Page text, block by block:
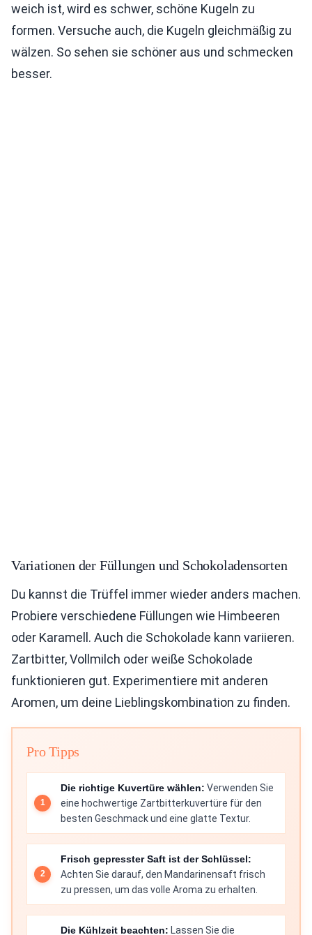
weich ist, wird es schwer, schöne Kugeln zu
formen. Versuche auch, die Kugeln gleichmäßig zu
wälzen. So sehen sie schöner aus und schmecken
besser.
Variationen der Füllungen und Schokoladensorten
Du kannst die Trüffel immer wieder anders machen.
Probiere verschiedene Füllungen wie Himbeeren
oder Karamell. Auch die Schokolade kann variieren.
Zartbitter, Vollmilch oder weiße Schokolade
funktionieren gut. Experimentiere mit anderen
Aromen, um deine Lieblingskombination zu finden.
Pro Tipps
Die richtige Kuvertüre wählen: Verwenden Sie
eine hochwertige Zartbitterkuvertüre für den
besten Geschmack und eine glatte Textur.
Frisch gepresster Saft ist der Schlüssel:
Achten Sie darauf, den Mandarinensaft frisch
zu pressen, um das volle Aroma zu erhalten.
Die Kühlzeit beachten: Lassen Sie die